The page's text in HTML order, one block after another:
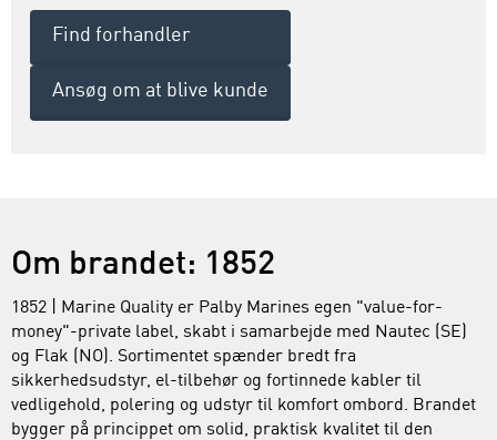
Find forhandler
Ansøg om at blive kunde
Om brandet: 1852
1852 | Marine Quality er Palby Marines egen "value-for-
money"-private label, skabt i samarbejde med Nautec (SE)
og Flak (NO). Sortimentet spænder bredt fra
sikkerhedsudstyr, el-tilbehør og fortinnede kabler til
vedligehold, polering og udstyr til komfort ombord. Brandet
bygger på princippet om solid, praktisk kvalitet til den